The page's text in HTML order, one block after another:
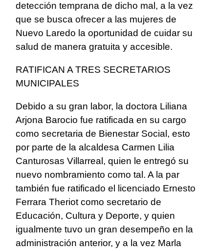
detección temprana de dicho mal, a la vez
que se busca ofrecer a las mujeres de
Nuevo Laredo la oportunidad de cuidar su
salud de manera gratuita y accesible.
RATIFICAN A TRES SECRETARIOS
MUNICIPALES
Debido a su gran labor, la doctora Liliana
Arjona Barocio fue ratificada en su cargo
como secretaria de Bienestar Social, esto
por parte de la alcaldesa Carmen Lilia
Canturosas Villarreal, quien le entregó su
nuevo nombramiento como tal. A la par
también fue ratificado el licenciado Ernesto
Ferrara Theriot como secretario de
Educación, Cultura y Deporte, y quien
igualmente tuvo un gran desempeño en la
administración anterior, y a la vez Marla